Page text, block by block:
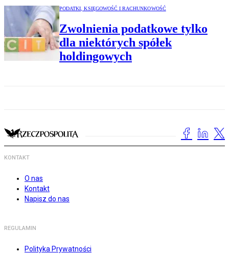
PODATKI, KSIĘGOWOŚĆ I RACHUNKOWOŚĆ
Zwolnienia podatkowe tylko
dla niektórych spółek
holdingowych
KONTAKT
O nas
Kontakt
Napisz do nas
REGULAMIN
Polityka Prywatności